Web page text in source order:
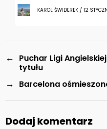
KAROL ŚWIDEREK / 12
←
Puchar Ligi
tytułu
→ Barcelona
Dodaj komentarz